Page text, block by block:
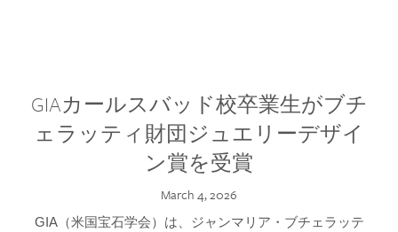
GIAカールスバッド校卒業生がブチ
ェラッティ財団ジュエリーデザイ
ン賞を受賞
March 4, 2026
GIA（米国宝石学会）は、ジャンマリア・ブチェラッテ